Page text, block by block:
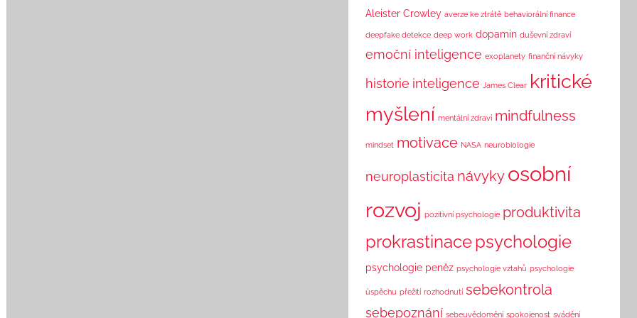
Aleister Crowley averze ke ztrátě behaviorální finance
deepfake detekce deep work dopamin duševní zdraví
emoční inteligence exoplanety finanční návyky
historie inteligence James Clear kritické
myšlení mentální zdraví mindfulness
mindset motivace NASA neurobiologie
neuroplasticita návyky osobní
rozvoj pozitivní psychologie produktivita
prokrastinacepsychologie
psychologie peněz psychologie vztahů psychologie
úspěchu přežití rozhodnutí sebekontrola
sebepoznání sebeuvědomění spokojenost svádění